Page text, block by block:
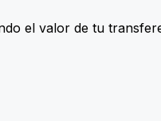
el valor de tu